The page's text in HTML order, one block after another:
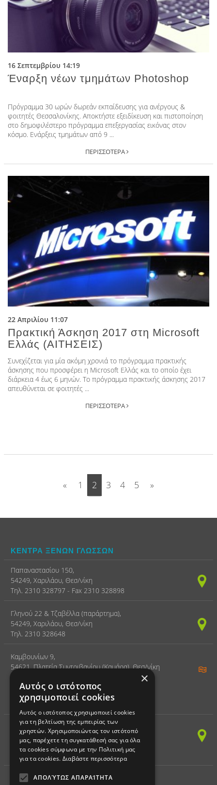
16 Σεπτεμβρίου 14:19
Έναρξη νέων τμημάτων Photoshop
Πρόγραμμα 30 ωρών δωρεάν εκπαίδευσης για ανέργους &
φοιτητές Θεσσαλονίκης. Αποκτήστε εξειδίκευση και πιστοποίηση
στο δημοφιλέστερο πρόγραμμα επεξεργασίας εικόνας στον
κόσμο. Ενάρξεις τμημάτων από 9 ...
ΠΕΡΙΣΣΟΤΕΡΑ
22 Απριλίου 11:07
Πρακτική Άσκηση 2017 στη Microsoft
Ελλάς (ΑΙΤΗΣΕΙΣ)
Συνεχίζεται για μία ακόμη χρονιά το πρόγραμμα πρακτικής
άσκησης που προσφέρει η Microsoft Ελλάς και το οποίο έχει
διάρκεια 4 έως 6 μηνών. Το πρόγραμμα πρακτικής άσκησης 2017
απευθύνεται σε φοιτητές ...
ΠΕΡΙΣΣΟΤΕΡΑ
« 1 2 3 4 5 »
ΚΕΝΤΡΑ ΞΕΝΩΝ ΓΛΩΣΣΩΝ
Παπαναστασίου 150,
54249, Χαριλάου, Θεσ/νίκη
Τηλ. 2310 328797 - Fax 2310 328898
Γληνού 22 & Τζαβέλλα (παράρτημα),
54249, Χαριλάου, Θεσ/νίκη
Τηλ. 2310 328648
Καμβουνίων 9,
54621, Πλατεία Συντριβανίου (Καμάρα), Θεσ/νίκη
ΚΕΝΤΡΟ ΔΙΑ ΒΙΟΥ ΜΑΘΗΣΗΣ
(ΠΛΗΡΟΦΟΡΙΚΗ)
Παπαναστασίου 150,
54249, Χαριλάου, Θεσ/νίκη
Τηλ. 2310 328797 - Fax 2310 328898
×
Αυτός ο ιστότοπος
χρησιμοποιεί cookies
Αυτός ο ιστότοπος χρησιμοποιεί cookies
για τη βελτίωση της εμπειρίας των
χρηστών. Χρησιμοποιώντας τον ιστότοπό
μας, παρέχετε τη συγκατάθεσή σας για όλα
τα cookies σύμφωνα με την Πολιτική μας
για τα cookies. Διαβάστε περισσότερα
ΑΠΟΛΎΤΩΣ ΑΠΑΡΑΊΤΗΤΑ